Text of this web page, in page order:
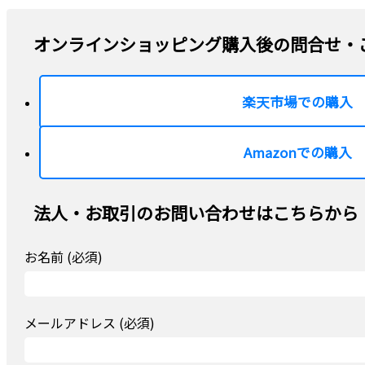
オンラインショッピング購入後の問合せ・
楽天市場での購入
Amazonでの購入
法人・お取引のお問い合わせはこちらから
お名前 (必須)
メールアドレス (必須)